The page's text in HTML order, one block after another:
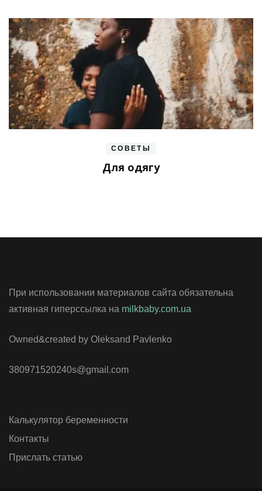
СОВЕТЫ
Для одягу
При использовании материалов сайта обязательна
активная гиперссылка на milkbaby.com.ua
Owned&created by Oleksand Pavlenko
380971520240s@gmail.com
Калькулятор беременности
Контакты
Прислать статью